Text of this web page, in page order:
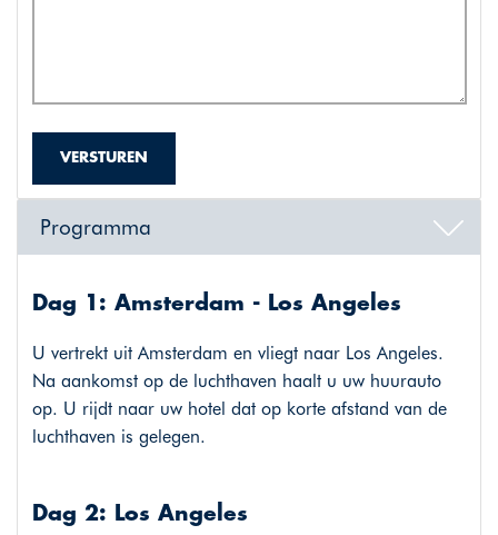
VERSTUREN
Programma
Dag 1: Amsterdam - Los Angeles
U vertrekt uit Amsterdam en vliegt naar Los Angeles.
Na aankomst op de luchthaven haalt u uw huurauto
op. U rijdt naar uw hotel dat op korte afstand van de
luchthaven is gelegen.
Dag 2: Los Angeles